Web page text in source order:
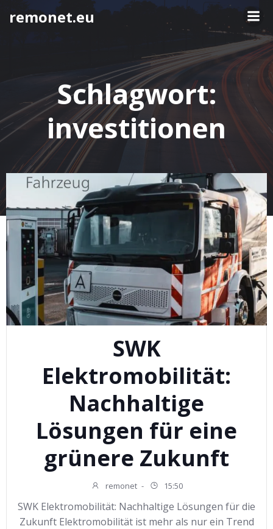
Springe
remonet.eu
Schlagwort:
investitionen
SWK
Elektromobilität:
Nachhaltige
Lösungen für eine
grünere Zukunft
remonet - 15:50
SWK Elektromobilität: Nachhaltige Lösungen für die
Zukunft Elektromobilität ist mehr als nur ein Trend